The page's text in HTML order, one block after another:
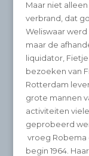
Maar niet
verbrand, dat
Weliswaar
maar de
liquidator,
bezoeken van
Rotterdam
grote mannen
activiteiten
geprobeerd
vroeg Robema
begin 1964.